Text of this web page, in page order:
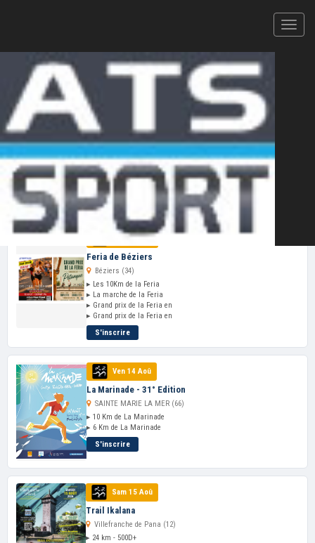
Votre plateforme d'inscription en ligne et de résultats
CHRONOMÉTRAGE ATS-SPORT — 2026
Cliquez ici pour ajouter votreépreuveau
calendrier ATS-Sport
VOS PROCHAINES COURSES
Mer 12 Aoû
Feria de Béziers
Béziers (34)
▸ Les 10Km de la Feria
▸ La marche de la Feria
▸ Grand prix de la Feria en
▸ Grand prix de la Feria en
S'inscrire
Ven 14 Aoû
La Marinade - 31° Edition
SAINTE MARIE LA MER (66)
▸ 10 Km de La Marinade
▸ 6 Km de La Marinade
S'inscrire
Sam 15 Aoû
Trail Ikalana
Villefranche de Pana (12)
▸ 24 km - 500D+